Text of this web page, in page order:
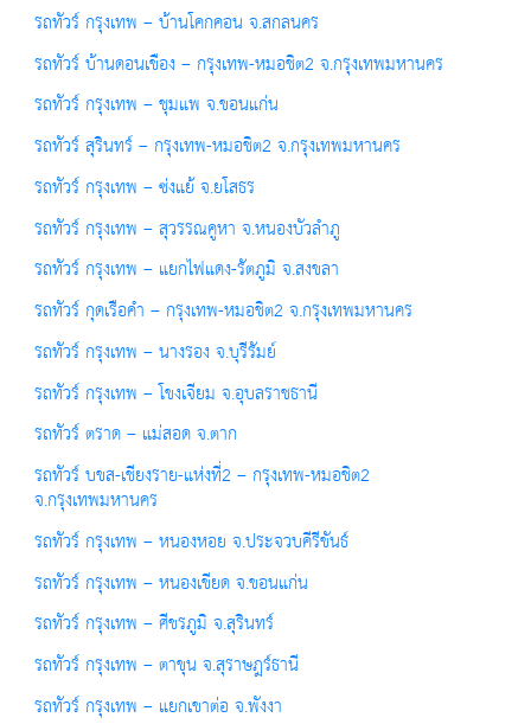
รถทัวร์ กรุงเทพ – บ้านโคกคอน จ.สกลนคร
รถทัวร์ บ้านดอนเขือง – กรุงเทพ-หมอชิต2 จ.กรุงเทพมหานคร
รถทัวร์ กรุงเทพ – ชุมแพ จ.ขอนแก่น
รถทัวร์ สุรินทร์ – กรุงเทพ-หมอชิต2 จ.กรุงเทพมหานคร
รถทัวร์ กรุงเทพ – ซ่งแย้ จ.ยโสธร
รถทัวร์ กรุงเทพ – สุวรรณคูหา จ.หนองบัวลำภู
รถทัวร์ กรุงเทพ – แยกไฟแดง-รัตภูมิ จ.สงขลา
รถทัวร์ กุดเรือคำ – กรุงเทพ-หมอชิต2 จ.กรุงเทพมหานคร
รถทัวร์ กรุงเทพ – นางรอง จ.บุรีรัมย์
รถทัวร์ กรุงเทพ – โขงเจียม จ.อุบลราชธานี
รถทัวร์ ตราด – แม่สอด จ.ตาก
รถทัวร์ บขส-เชียงราย-แห่งที่2 – กรุงเทพ-หมอชิต2
จ.กรุงเทพมหานคร
รถทัวร์ กรุงเทพ – หนองหอย จ.ประจวบคีรีขันธ์
รถทัวร์ กรุงเทพ – หนองเขียด จ.ขอนแก่น
รถทัวร์ กรุงเทพ – ศีขรภูมิ จ.สุรินทร์
รถทัวร์ กรุงเทพ – ตาขุน จ.สุราษฎร์ธานี
รถทัวร์ กรุงเทพ – แยกเขาต่อ จ.พังงา